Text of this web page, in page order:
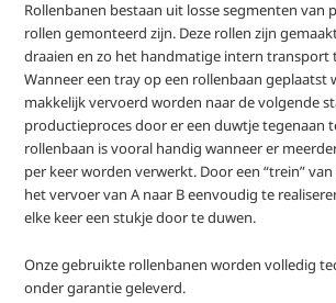
Rollenbanen bestaan uit losse segmenten van
rollen gemonteerd zijn. Deze rollen zijn
draaien en zo het handmatige intern transport
Wanneer een tray op een rollenbaan geplaatst
makkelijk vervoerd worden naar de volgende
productieproces door er een duwtje tegenaan
rollenbaan is vooral handig wanneer er
per keer worden verwerkt. Door een “trein”
het vervoer van A naar B eenvoudig te
elke keer een stukje door te duwen.
Onze gebruikte rollenbanen worden volledig
onder garantie geleverd.